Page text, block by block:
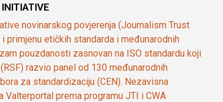
novinarskog povjerenja (Journalism Trust
etičkih standarda i međunarodnih
pouzdanosti zasnovan na ISO standardu koji
razvio panel od 130 međunarodnih
za standardizaciju (CEN). Nezavisna
prema programu JTI i CWA